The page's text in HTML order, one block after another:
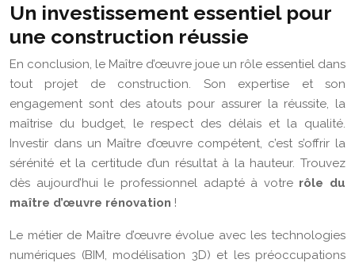
Un investissement essentiel pour
une construction réussie
En conclusion, le Maître d’œuvre joue un rôle essentiel dans
tout projet de construction. Son expertise et son
engagement sont des atouts pour assurer la réussite, la
maîtrise du budget, le respect des délais et la qualité.
Investir dans un Maître d’œuvre compétent, c’est s’offrir la
sérénité et la certitude d’un résultat à la hauteur. Trouvez
dès aujourd’hui le professionnel adapté à votre rôle du
maître d’œuvre rénovation !
Le métier de Maître d’œuvre évolue avec les technologies
numériques (BIM, modélisation 3D) et les préoccupations